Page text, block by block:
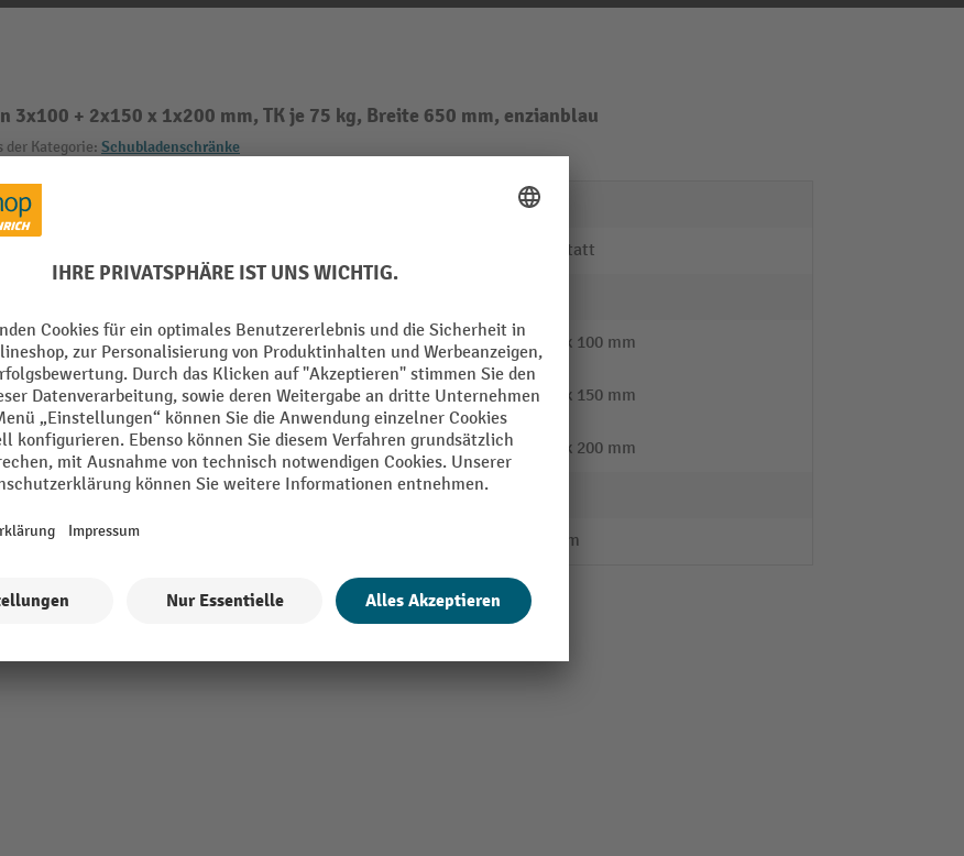
+ 2x150 x 1x200 mm, TK je 75 kg, Breite 650 mm, enzianblau
der Kategorie: Schubladenschränke
montiert
enzianblau
2
Werkstatt
Schubladen Anzahl x Höhe 3x 100 mm
2x 150 mm
1x 200 mm
Schubladen Auszugssperre
525 mm
Alle technische Details anzeigen